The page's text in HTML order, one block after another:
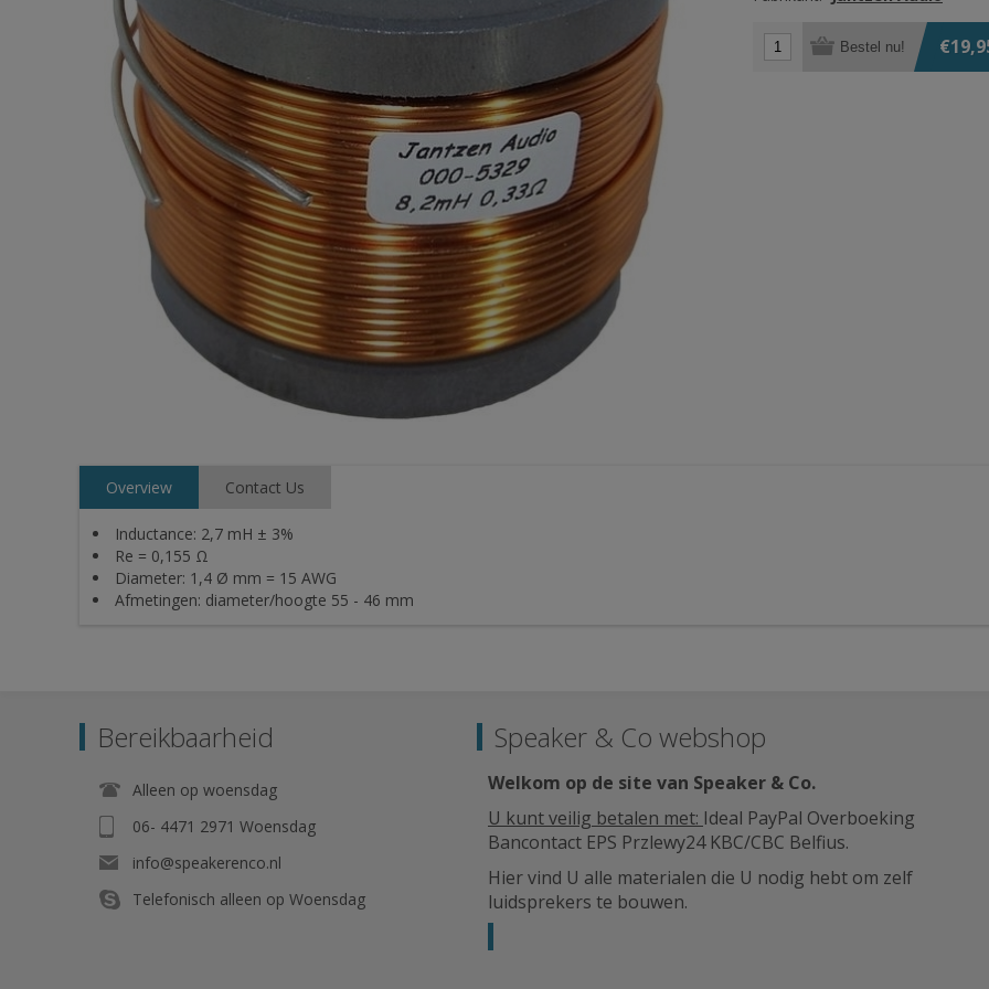
Bestel nu!
Overview Contact Us
Inductance: 2,7 mH ± 3%
Re = 0,155 Ω
Diameter: 1,4 Ø mm = 15 AWG
Afmetingen: diameter/hoogte 55 - 46 mm
Bereikbaarheid
Alleen op woensdag
06- 4471 2971 Woensdag
info@speakerenco.nl
Telefonisch alleen op Woensdag
Speaker & Co webshop
Welkom op de site van Speaker & Co.
U kunt veilig betalen met: Ideal PayPal Overboeking
Bancontact EPS Przlewy24 KBC/CBC Belfius.
Hier vind U alle materialen die U nodig hebt om zelf
luidsprekers te bouwen.